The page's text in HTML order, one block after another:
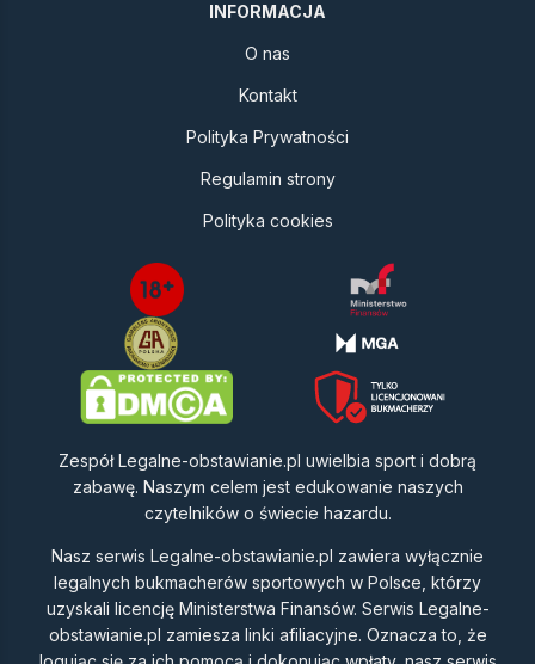
INFORMACJA
O nas
Kontakt
Polityka Prywatności
Regulamin strony
Polityka cookies
Zespół Legalne-obstawianie.pl uwielbia sport i dobrą
zabawę. Naszym celem jest edukowanie naszych
czytelników o świecie hazardu.
Nasz serwis Legalne-obstawianie.pl zawiera wyłącznie
legalnych bukmacherów sportowych w Polsce, którzy
uzyskali licencję Ministerstwa Finansów. Serwis Legalne-
obstawianie.pl zamiesza linki afiliacyjne. Oznacza to, że